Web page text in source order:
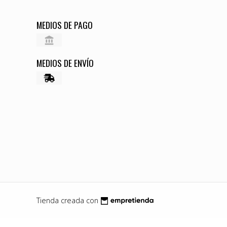
MEDIOS DE PAGO
MEDIOS DE ENVÍO
Tienda creada con